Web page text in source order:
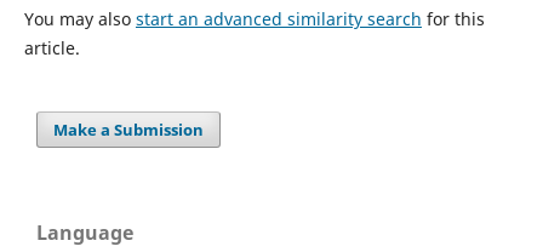
You may also start an advanced similarity search for this
article.
Make a Submission
Language